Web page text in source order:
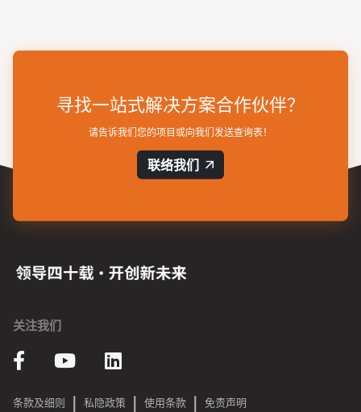
寻找一站式解决方案合作伙伴？
请告诉我们您的项目或向我们发送查询表！
联络我们
关注我们
条款及细则 | 私隐政策 | 使用条款 | 免责声明